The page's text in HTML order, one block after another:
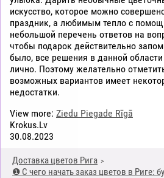
Доставка цветов Рига
❶ С чего начать заказ цветов в Риге:
искусство, которое можно
праздник, а любимым тепло с
небольшой перечень ответов на
чтобы подарок действительно
было, все решения в данной
лично. Поэтому желательно
возможных вариантов имеет
недостатки.
View more: Ziedu Piegade Rīgā
Krokus.Lv
30.08.2023